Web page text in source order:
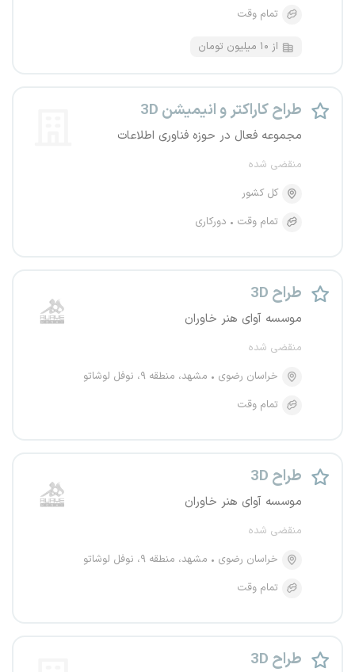
تمام وقت
از ۱۰ میلیون تومان
طراح کاراکتر و انیمیشن 3D
مجموعه فعال در حوزه فناوری اطلاعات
منقضی شده
کل کشور
تمام وقت
دورکاری
طراح 3D
موسسه آوای هنر خاوران
منقضی شده
خراسان رضوی
مشهد، منطقه ۹، نوفل لوشاتو
تمام وقت
طراح 3D
موسسه آوای هنر خاوران
منقضی شده
خراسان رضوی
مشهد، منطقه ۹، نوفل لوشاتو
تمام وقت
طراح 3D